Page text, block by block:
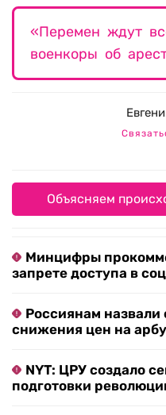
«Перемен ждут
военкоры об
Объясняем
Минцифры
запрете доступа в
Россиянам назвали
снижения цен на
NYT: ЦРУ создало
подготовки